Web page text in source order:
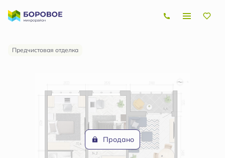
2-комнатная Цена по запросу
Предчистовая отделка
Продано